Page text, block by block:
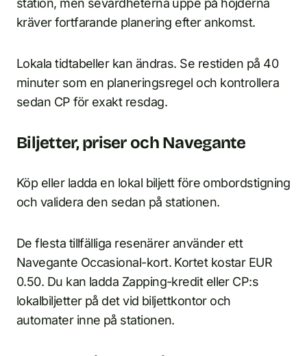
station, men sevärdheterna uppe på höjderna
kräver fortfarande planering efter ankomst.
Lokala tidtabeller kan ändras. Se restiden på 40
minuter som en planeringsregel och kontrollera
sedan CP för exakt resdag.
Biljetter, priser och Navegante
Köp eller ladda en lokal biljett före ombordstigning
och validera den sedan på stationen.
De flesta tillfälliga resenärer använder ett
Navegante Occasional-kort. Kortet kostar EUR
0.50. Du kan ladda Zapping-kredit eller CP:s
lokalbiljetter på det vid biljettkontor och
automater inne på stationen.